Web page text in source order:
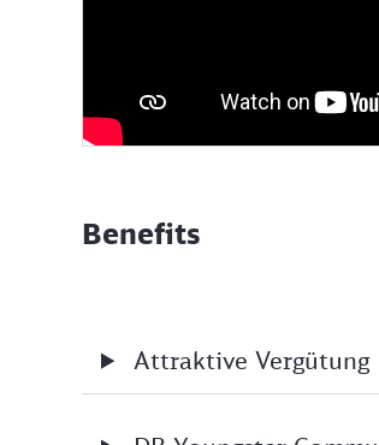
Benefits
Attraktive Vergütung